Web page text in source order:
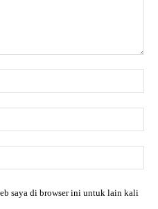
saya di browser ini untuk lain kali